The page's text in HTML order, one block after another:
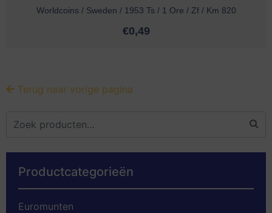
Worldcoins / Sweden / 1953 Ts / 1 Ore / Zf / Km 820
€0,49
Terug naar vorige pagina
Productcategorieën
Euromunten